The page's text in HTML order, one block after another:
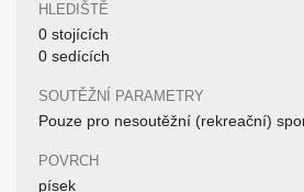
HLEDIŠTĚ
0 stojících
0 sedících
SOUTĚŽNÍ PARAMETRY
Pouze pro nesoutěžní (rekreační)
POVRCH
písek